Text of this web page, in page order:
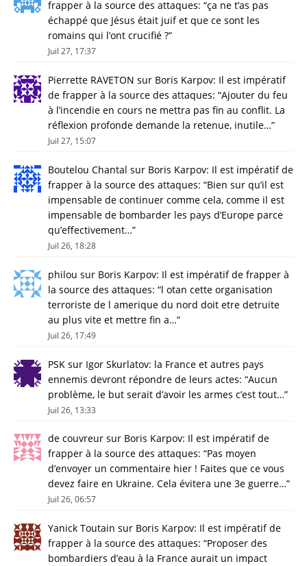
frapper à la source des attaques: “ça ne t’as pas
échappé que Jésus était juif et que ce sont les
romains qui l’ont crucifié ?”
Juil 27, 17:37
Pierrette RAVETON sur Boris Karpov: Il est impératif
de frapper à la source des attaques: “Ajouter du feu
à l’incendie en cours ne mettra pas fin au conflit. La
réflexion profonde demande la retenue, inutile…”
Juil 27, 15:07
Boutelou Chantal sur Boris Karpov: Il est impératif de
frapper à la source des attaques: “Bien sur qu’il est
impensable de continuer comme cela, comme il est
impensable de bombarder les pays d’Europe parce
qu’effectivement…”
Juil 26, 18:28
philou sur Boris Karpov: Il est impératif de frapper à
la source des attaques: “l otan cette organisation
terroriste de l amerique du nord doit etre detruite
au plus vite et mettre fin a…”
Juil 26, 17:49
PSK sur Igor Skurlatov: la France et autres pays
ennemis devront répondre de leurs actes: “Aucun
problème, le but serait d’avoir les armes c’est tout…”
Juil 26, 13:33
de couvreur sur Boris Karpov: Il est impératif de
frapper à la source des attaques: “Pas moyen
d’envoyer un commentaire hier ! Faites que ce vous
devez faire en Ukraine. Cela évitera une 3e guerre…”
Juil 26, 06:57
Yanick Toutain sur Boris Karpov: Il est impératif de
frapper à la source des attaques: “Proposer des
bombardiers d’eau à la France aurait un impact